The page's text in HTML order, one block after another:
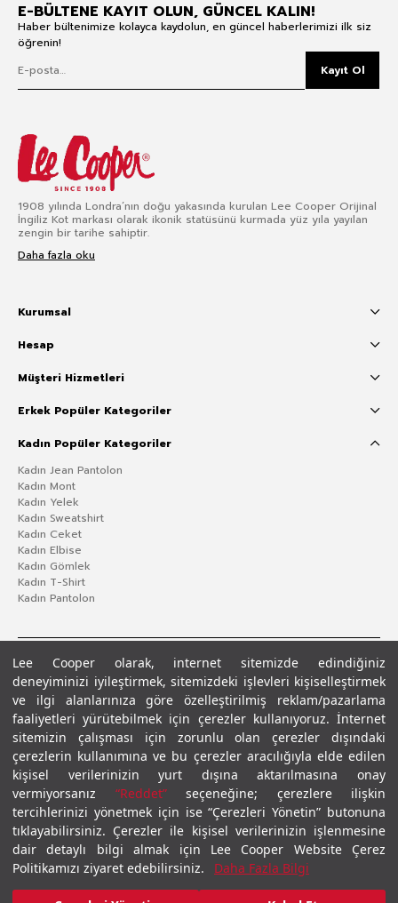
Lee Cooper olarak, internet sitemizde edindiğiniz
deneyiminizi iyileştirmek, sitemizdeki işlevleri kişiselleştirmek
ve ilgi alanlarınıza göre özelleştirilmiş reklam/pazarlama
faaliyetleri yürütebilmek için çerezler kullanıyoruz. İnternet
sitemizin çalışması için zorunlu olan çerezler dışındaki
çerezlerin kullanımına ve bu çerezler aracılığıyla elde edilen
kişisel verilerinizin yurt dışına aktarılmasına onay
vermiyorsanız “Reddet”seçeneğine; çerezlere ilişkin
tercihlerinizi yönetmek için ise “Çerezleri Yönetin” butonuna
tıklayabilirsiniz. Çerezler ile kişisel verilerinizin işlenmesine
dair detaylı bilgi almak için Lee Cooper Website Çerez
Politikamızı ziyaret edebilirsiniz.
Daha Fazla Bilgi
E-BÜLTENE KAYIT OLUN, GÜNCEL KALIN!
Haber bültenimize kolayca kaydolun, en güncel haberlerimizi ilk siz
öğrenin!
Kayıt Ol
1908 yılında Londra’nın doğu yakasında kurulan Lee Cooper Orijinal
İngiliz Kot markası olarak ikonik statüsünü kurmada yüz yıla yayılan
zengin bir tarihe sahiptir.
Daha fazla oku
Kurumsal
Hesap
Müşteri Hizmetleri
Erkek Popüler Kategoriler
Kadın Popüler Kategoriler
Kadın Jean Pantolon
Kadın Mont
Kadın Yelek
Kadın Sweatshirt
Kadın Ceket
Kadın Elbise
Kadın Gömlek
Kadın T-Shirt
Kadın Pantolon
Gizlilik PolitikasıÇerez Politikası KVKK Aydınlatma MetniŞartlar ve Koşullar
© 2026 Leecooper - Tüm Hakları Saklıdır.